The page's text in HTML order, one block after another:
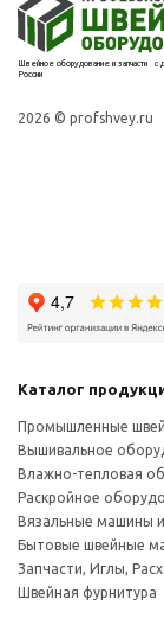
Швейное оборудование и запчасти с
России
2026 © profshvey.ru
Каталог
Промышленные
Вышивальное
Влажно-тепловая
Раскройное
Вязальные машины
Бытовые швейные
Запчасти, Иглы,
Швейная фурнитура